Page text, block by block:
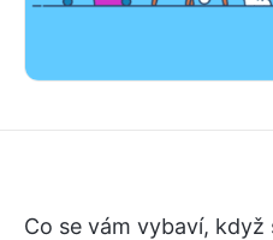
Co se vám vybaví,